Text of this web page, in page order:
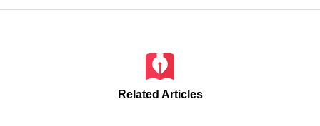
Related Articles